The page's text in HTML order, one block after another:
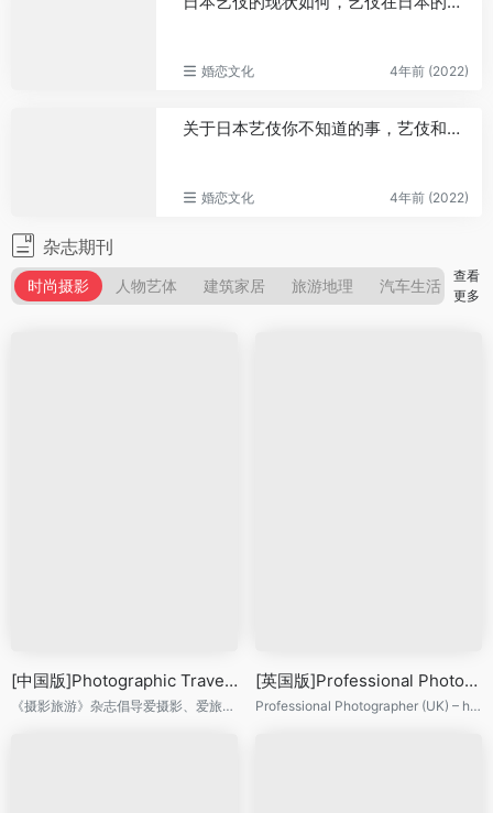
婚恋文化 4年前 (2022)
关于日本艺伎你不知道的事，艺伎和艺妓的区别
婚恋文化 4年前 (2022)
杂志期刊
时尚摄影 人物艺体 建筑家居 旅游地理 汽车生活 自
查看
更多
[中国版]Photographic Travel 摄影旅游 2014年7月刊
《摄影旅游》杂志倡导爱摄影、爱旅游的生活方式， 将摄影大师、旅行玩家、户外探险、汽车旅行和拍摄之余的吃住玩进行跨界整合。
[英国版]Professional Photographer 职业摄影师杂志 2014年9月刊
Professional Photographer (UK) – highly desired magazine for real photographers.